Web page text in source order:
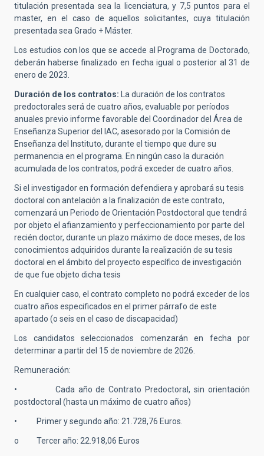
titulación presentada sea la licenciatura, y 7,5 puntos para el
master, en el caso de aquellos solicitantes, cuya titulación
presentada sea Grado + Máster.
Los estudios con los que se accede al Programa de Doctorado,
deberán haberse finalizado en fecha igual o posterior al 31 de
enero de 2023.
Duración de los contratos: La duración de los contratos
predoctorales será de cuatro años, evaluable por períodos
anuales previo informe favorable del Coordinador del Área de
Enseñanza Superior del IAC, asesorado por la Comisión de
Enseñanza del Instituto, durante el tiempo que dure su
permanencia en el programa. En ningún caso la duración
acumulada de los contratos, podrá exceder de cuatro años.
Si el investigador en formación defendiera y aprobará su tesis
doctoral con antelación a la finalización de este contrato,
comenzará un Periodo de Orientación Postdoctoral que tendrá
por objeto el afianzamiento y perfeccionamiento por parte del
recién doctor, durante un plazo máximo de doce meses, de los
conocimientos adquiridos durante la realización de su tesis
doctoral en el ámbito del proyecto específico de investigación
de que fue objeto dicha tesis
En cualquier caso, el contrato completo no podrá exceder de los
cuatro años especificados en el primer párrafo de este
apartado (o seis en el caso de discapacidad)
Los candidatos seleccionados comenzarán en fecha por
determinar a partir del 15 de noviembre de 2026.
Remuneración:
• Cada año de Contrato Predoctoral, sin orientación
postdoctoral (hasta un máximo de cuatro años)
• Primer y segundo año: 21.728,76 Euros.
o Tercer año: 22.918,06 Euros